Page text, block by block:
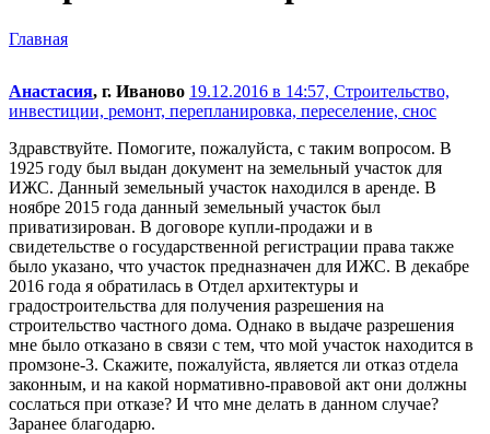
Главная
Анастасия, г. Иваново 19.12.2016 в 14:57, Строительство,
инвестиции, ремонт, перепланировка, переселение, снос
Здравствуйте. Помогите, пожалуйста, с таким вопросом. В
1925 году был выдан документ на земельный участок для
ИЖС. Данный земельный участок находился в аренде. В
ноябре 2015 года данный земельный участок был
приватизирован. В договоре купли-продажи и в
свидетельстве о государственной регистрации права также
было указано, что участок предназначен для ИЖС. В декабре
2016 года я обратилась в Отдел архитектуры и
градостроительства для получения разрешения на
строительство частного дома. Однако в выдаче разрешения
мне было отказано в связи с тем, что мой участок находится в
промзоне-3. Скажите, пожалуйста, является ли отказ отдела
законным, и на какой нормативно-правовой акт они должны
сослаться при отказе? И что мне делать в данном случае?
Заранее благодарю.